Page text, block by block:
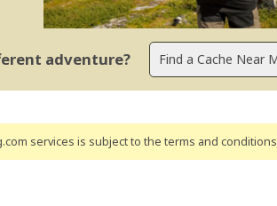
adventure?
services is subject to the terms and conditions